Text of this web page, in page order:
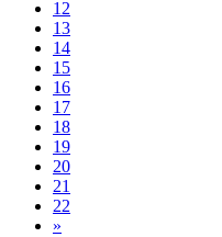
12
13
14
15
16
17
18
19
20
21
22
»